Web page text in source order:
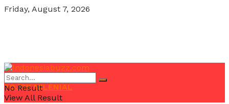
Friday, August 7, 2026
POJOK MILENIAL
No Result
View All Result